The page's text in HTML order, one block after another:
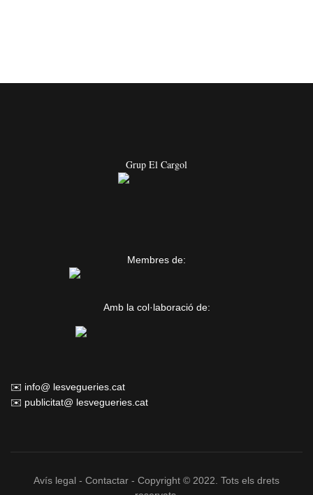
Grup El Cargol
Membres de:
Amb la col·laboració de:
✉️ info@ lesvegueries.cat
✉️ publicitat@ lesvegueries.cat
Avís legal - Contactar - Copyright © 2022. Tots els drets